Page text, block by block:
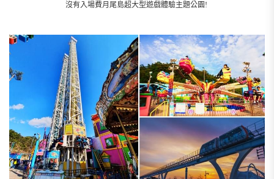
沒有入場費月尾島超大型遊戲體驗主題公園!